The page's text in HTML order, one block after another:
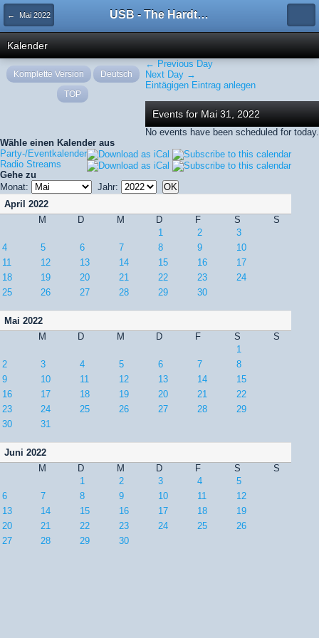
← Mai 2022 USB - The Hardtechno Family
Kalender
← Previous Day
Next Day →
Eintägigen Eintrag anlegen
Events for Mai 31, 2022
No events have been scheduled for today.
Wähle einen Kalender aus
Party-/Eventkalender
Radio Streams
Gehe zu
Monat:
Jahr:
April 2022
M
D M D F S
S
1
2
3
4
5 6 7 8 9
10
11
12 13 14 15 16
17
18
19 20 21 22 23
24
25
26 27 28 29 30
Mai 2022
M
D M D F S
S
1
2
3 4 5 6 7
8
9
10 11 12 13 14
15
16
17 18 19 20 21
22
23
24 25 26 27 28
29
30
31
Juni 2022
M
D M D F S
S
1
2 3 4
5
6
7 8 9 10 11
12
13
14 15 16 17 18
19
20
21 22 23 24 25
26
27
28 29 30
Komplette Version
Deutsch
TOP